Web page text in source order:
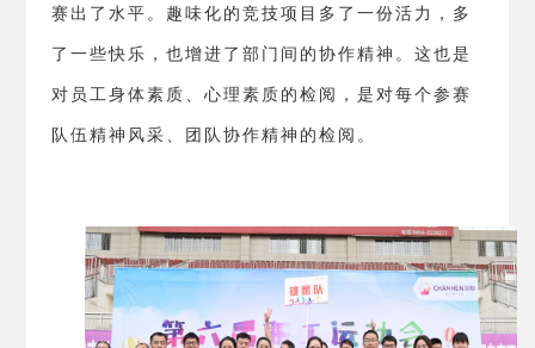
赛出了水平。趣味化的竞技项目多了一份活力，多
了一些快乐，也增进了部门间的协作精神。这也是
对员工身体素质、心理素质的检阅，是对每个参赛
队伍精神风采、团队协作精神的检阅。